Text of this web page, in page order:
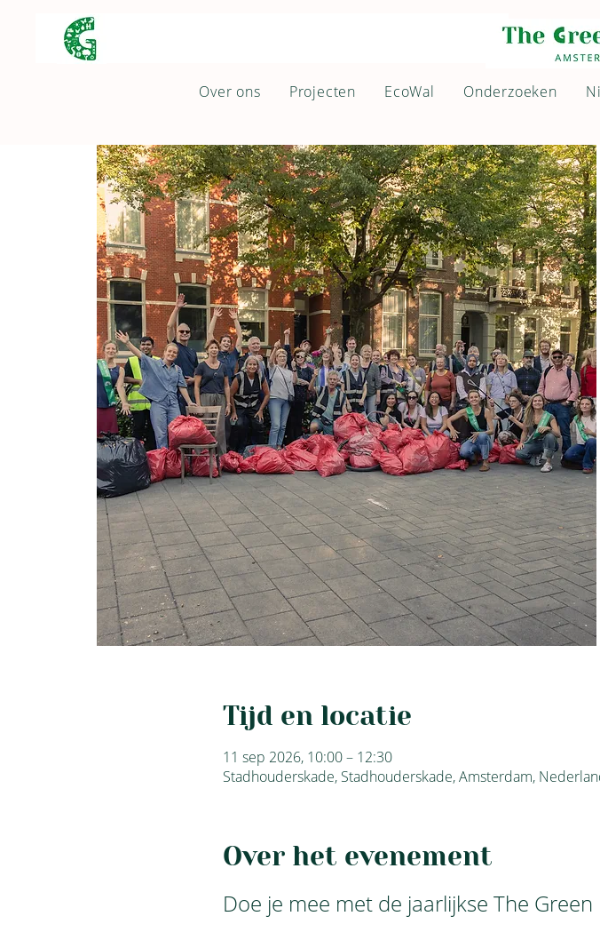
Over ons Projecten EcoWal Onderzoeken
Tijd en locatie
11 sep 2026, 10:00 – 12:30
Stadhouderskade, Stadhouderskade, Amsterdam,
Over het evenement
Doe je mee met de jaarlijkse The Green